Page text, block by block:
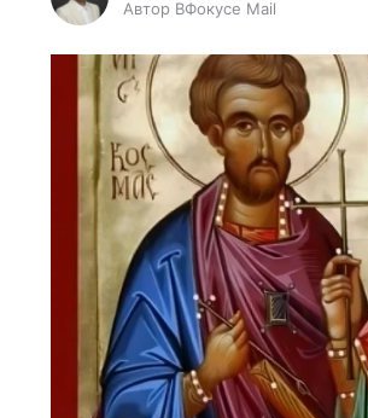
Автор ВФокусе Mail